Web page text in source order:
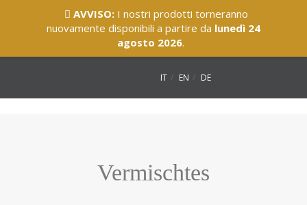
IT EN DE
Vermischtes
AVVISO:I nostri prodotti torneranno
nuovamente disponibili a partire da lunedì 24
agosto 2026.